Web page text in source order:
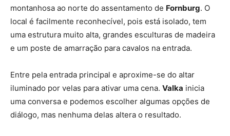
montanhosa ao norte do assentamento de Fornburg. O
local é facilmente reconhecível, pois está isolado, tem
uma estrutura muito alta, grandes esculturas de madeira
e um poste de amarração para cavalos na entrada.
Entre pela entrada principal e aproxime-se do altar
iluminado por velas para ativar uma cena. Valka inicia
uma conversa e podemos escolher algumas opções de
diálogo, mas nenhuma delas altera o resultado.